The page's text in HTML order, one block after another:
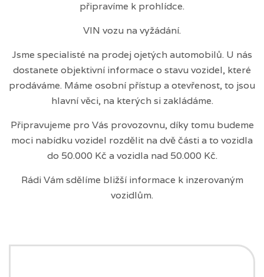
připravíme k prohlídce.
VIN vozu na vyžádání.
Jsme specialisté na prodej ojetých automobilů. U nás
dostanete objektivní informace o stavu vozidel, které
prodáváme. Máme osobní přístup a otevřenost, to jsou
hlavní věci, na kterých si zakládáme.
Připravujeme pro Vás provozovnu, díky tomu budeme
moci nabídku vozidel rozdělit na dvě části a to vozidla
do 50.000 Kč a vozidla nad 50.000 Kč.
Rádi Vám sdělíme bližší informace k inzerovaným
vozidlům.